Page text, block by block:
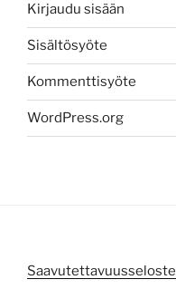
Kirjaudu sisään
Sisältösyöte
Kommenttisyöte
WordPress.org
Saavutettavuusseloste